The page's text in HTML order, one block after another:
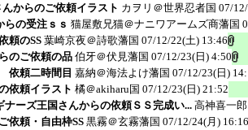
からのご依頼イラスト カヲリ＠世界忍者国 07/
の受注ｓｓ 猫屋敷兄猫＠ナニワアームズ商藩国
頼のSS葉崎京夜＠詩歌藩国 07/12/22(土) 13:46
のご依頼の品 伯牙＠伏見藩国 07/12/23(日) 4:50
頼二時間目 嘉納＠海法よけ藩国 07/12/23(日)
依頼イラスト 橘＠akiharu国 07/12/23(日) 21:52
ナーズ王国さんからの依頼ＳＳ完成い... 高神喜一
依頼・自由枠SS 黒霧＠玄霧藩国 07/12/24(月) 16:16